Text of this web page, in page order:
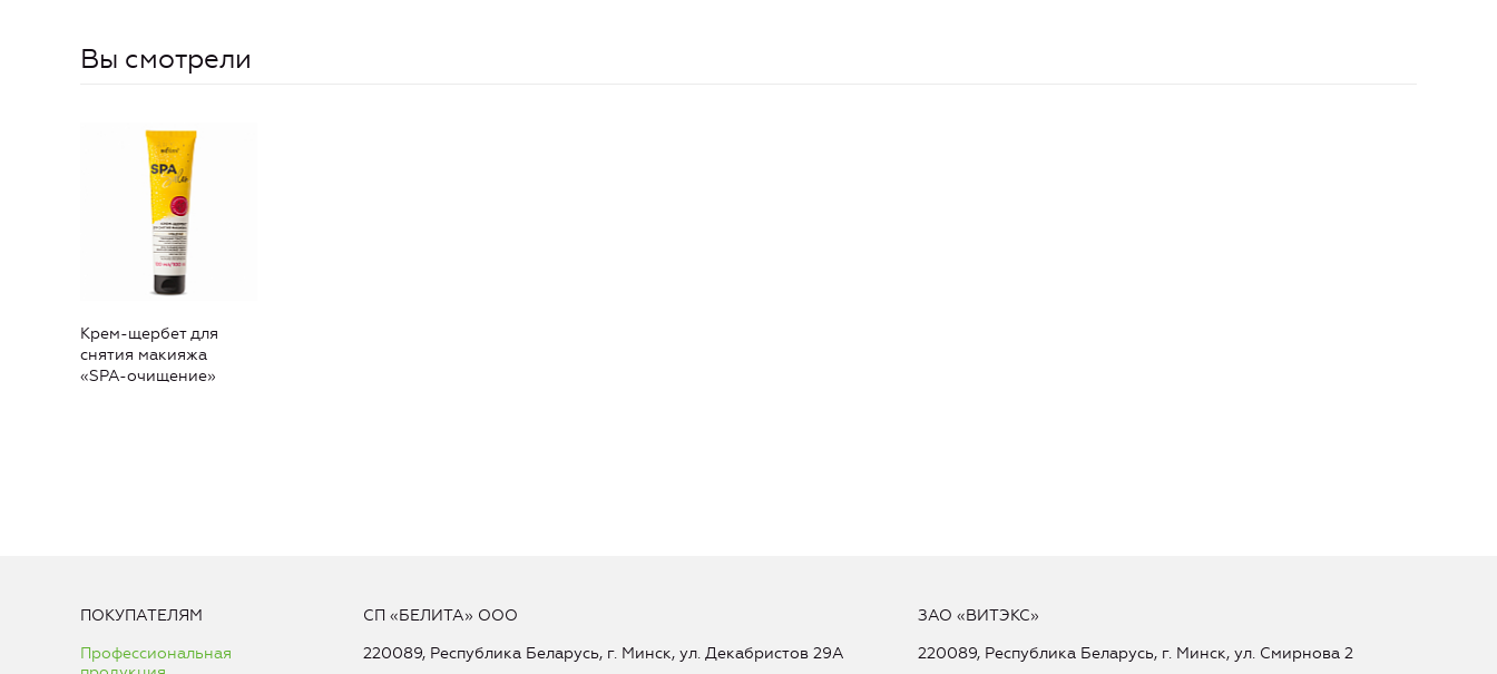
Вы смотрели
Крем-щербет для
снятия макияжа
«SPA-очищение»
ПОКУПАТЕЛЯМ
Профессиональная
СП «БЕЛИТА» ООО
220089, Республика Беларусь, г. Минск, ул. Декабристов 29А
ЗАО «ВИТЭКС»
220089, Республика Беларусь, г. Минск, ул. Смирнова 2